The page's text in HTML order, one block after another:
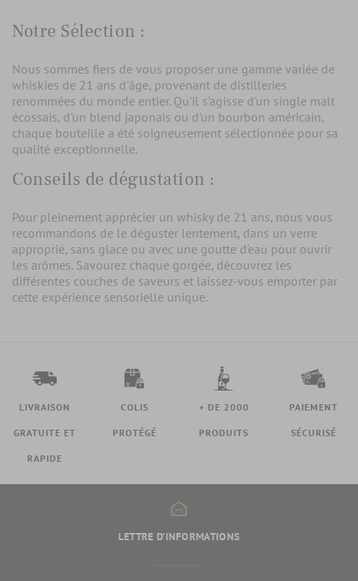
Notre Sélection :
Nous sommes fiers de vous proposer une gamme variée de
whiskies de 21 ans d'âge, provenant de distilleries
renommées du monde entier. Qu'il s'agisse d'un single malt
écossais, d'un blend japonais ou d'un bourbon américain,
chaque bouteille a été soigneusement sélectionnée pour sa
qualité exceptionnelle.
Conseils de dégustation :
Pour pleinement apprécier un whisky de 21 ans, nous vous
recommandons de le déguster lentement, dans un verre
approprié, sans glace ou avec une goutte d'eau pour ouvrir
les arômes. Savourez chaque gorgée, découvrez les
différentes couches de saveurs et laissez-vous emporter par
cette expérience sensorielle unique.
LIVRAISON
GRATUITE ET
RAPIDE
COLIS
PROTÉGÉ
+ DE 2000
PRODUITS
PAIEMENT
SÉCURISÉ
LETTRE D'INFORMATIONS